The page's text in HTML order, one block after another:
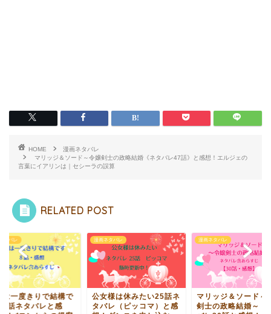
HOME
漫画ネタバレ
マリッジ＆ソード～令嬢剣士の政略結婚《ネタバレ47話》と感想！エルジェの
言葉にイアリンは｜セシーラの誤算
RELATED POST
タバレ
は一度きりで結構で
8話ネタバレと感
漫画ネタバレ
公女様は休みたい25話ネ
タバレ（ピッコマ）と感
漫画ネタバレ
マリッジ＆ソード～
剣士の政略結婚～・